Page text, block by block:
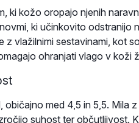
ki kožo oropajo njenih
ki učinkovito
z vlažilnimi sestavinami, kot
ohranjati vlago v koži
običajno med 4,5 in 5,5. Mila
suhost ter občutljivost.